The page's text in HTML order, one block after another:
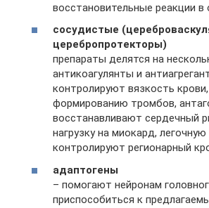
восстановительные реакции в
сосудистые
церебропротекторы)
препараты делятся на
антикоагулянты и
контролируют вязкость
формированию тромбов,
восстанавливают сердечный
нагрузку на миокард,
контролируют регионарный
адаптогены
– помогают нейронам
приспособиться к